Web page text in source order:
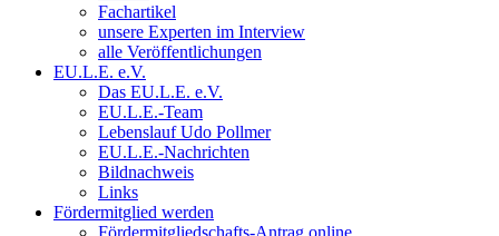
Fachartikel
unsere Experten im Interview
alle Veröffentlichungen
EU.L.E. e.V.
Das EU.L.E. e.V.
EU.L.E.-Team
Lebenslauf Udo Pollmer
EU.L.E.-Nachrichten
Bildnachweis
Links
Fördermitglied werden
Fördermitgliedschafts-Antrag online